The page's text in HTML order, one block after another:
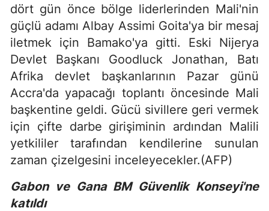
dört gün önce bölge liderlerinden Mali'nin
güçlü adamı Albay Assimi Goita'ya bir mesaj
iletmek için Bamako'ya gitti. Eski Nijerya
Devlet Başkanı Goodluck Jonathan, Batı
Afrika devlet başkanlarının Pazar günü
Accra'da yapacağı toplantı öncesinde Mali
başkentine geldi. Gücü sivillere geri vermek
için çifte darbe girişiminin ardından Malili
yetkililer tarafından kendilerine sunulan
zaman çizelgesini inceleyecekler.(AFP)
Gabon ve Gana BM Güvenlik Konseyi'ne
katıldı